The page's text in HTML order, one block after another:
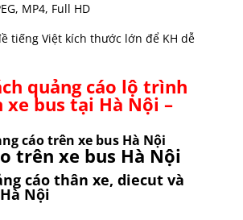
MP4, Full HD
tiếng Việt kích thước lớn để KH dễ
quảng cáo lộ trình
xe bus tại Hà Nội –
cáo trên xe bus Hà Nội
trên xe bus Hà Nội
cáo thân xe, diecut và
Nội